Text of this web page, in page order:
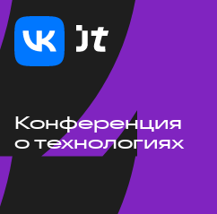
Конференция
о технологиях